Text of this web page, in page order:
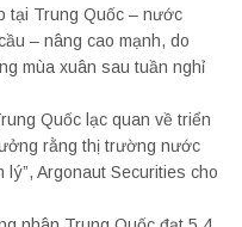
tại Trung Quốc – nước
– nâng cao mạnh, do
mùa xuân sau tuần nghỉ
Quốc lạc quan về triển
rằng thị trường nước
Argonaut Securities cho